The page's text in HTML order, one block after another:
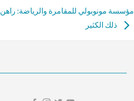
مؤسسة مونوبولي للمقامرة والرياضة: راهن